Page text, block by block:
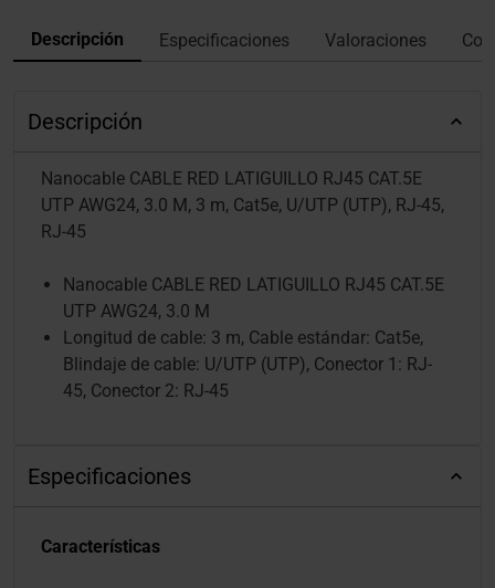
Descripción Especificaciones Valoraciones
Descripción
Nanocable CABLE RED LATIGUILLO RJ45 CAT.5E
UTP AWG24, 3.0 M, 3 m, Cat5e, U/UTP (UTP), RJ-45,
RJ-45
Nanocable CABLE RED LATIGUILLO RJ45 CAT.5E
UTP AWG24, 3.0 M
Longitud de cable: 3 m, Cable estándar: Cat5e,
Blindaje de cable: U/UTP (UTP), Conector 1: RJ-
45, Conector 2: RJ-45
Especificaciones
Características